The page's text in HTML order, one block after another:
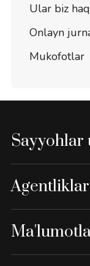
Ular biz
Onlayn
Mukofotlar
Sayyohlar